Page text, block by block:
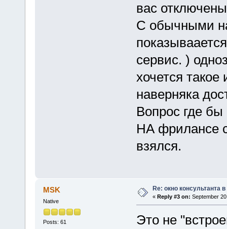
вас
С обычными
сервис. )
хочется
наверняка
Вопрос где бы
НА фрилансе
взялся.
MSK
Native
Posts: 61
Re: окно консультанта
« Reply #3 on: September
Это не